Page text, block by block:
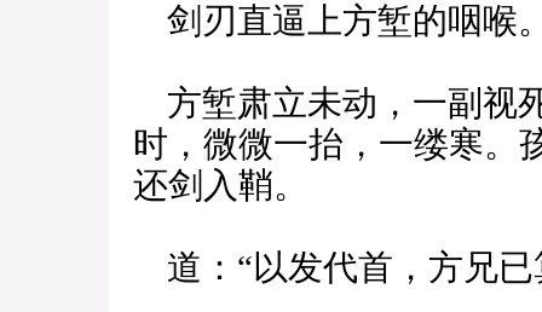
剑刃直逼上方堑的咽喉
方堑肃立未动，一副视
时，微微一抬，一缕寒。
还剑入鞘。
道：“以发代首，方兄